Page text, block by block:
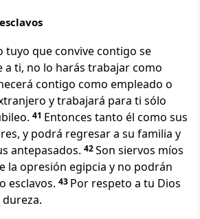
tuyo que convive contigo se
a ti, no lo harás trabajar como
contigo como empleado o
y trabajará para ti sólo
41 Entonces tanto él como sus
y podrá regresar a su familia y
antepasados. 42Son siervos míos
la opresión egipcia y no podrán
esclavos. 43 Por respeto a tu Dios